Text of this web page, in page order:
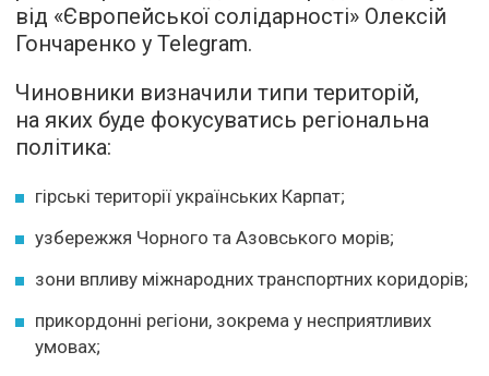
від «Європейської солідарності» Олексій
Гончаренко у Telegram.
Чиновники визначили типи територій,
на яких буде фокусуватись регіональна
політика:
гірські території українських Карпат;
узбережжя Чорного та Азовського морів;
зони впливу міжнародних транспортних коридорів;
прикордонні регіони, зокрема у несприятливих
умовах;